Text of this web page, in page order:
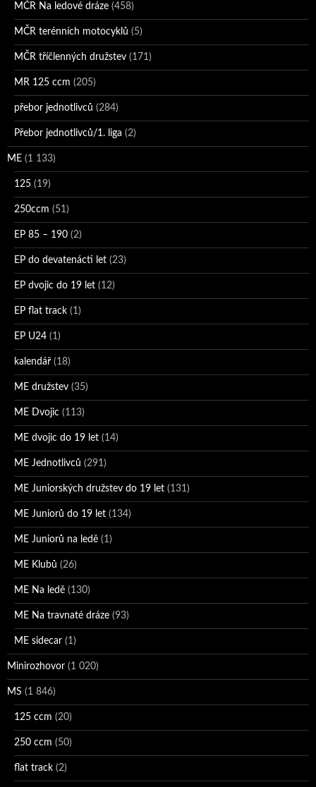
MČR Na ledové dráze (458)
MČR terénních motocyklů (5)
MČR tříčlenných družstev (171)
MR 125 ccm (205)
přebor jednotlivců (284)
Přebor jednotlivců/1. liga (2)
ME (1 133)
125 (19)
250ccm (51)
EP 85 – 190 (2)
EP do devatenácti let (23)
EP dvojic do 19 let (12)
EP flat track (1)
EP U24 (1)
kalendář (18)
ME družstev (35)
ME Dvojic (113)
ME dvojic do 19 let (14)
ME Jednotlivců (291)
ME Juniorských družstev do 19 let (131)
ME Juniorů do 19 let (134)
ME Juniorů na ledě (1)
ME Klubů (26)
ME Na ledě (130)
ME Na travnaté dráze (93)
ME sidecar (1)
Minirozhovor (1 020)
MS (1 846)
125 ccm (20)
250 ccm (50)
flat track (2)